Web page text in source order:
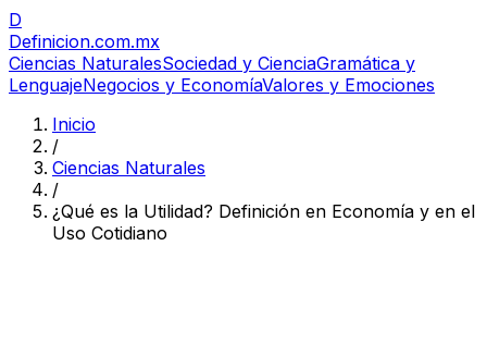
D
Definicion.com.mx
Ciencias NaturalesSociedad y CienciaGramática y
LenguajeNegocios y EconomíaValores y Emociones
Inicio
/
Ciencias Naturales
/
¿Qué es la Utilidad? Definición en Economía y en el
Uso Cotidiano